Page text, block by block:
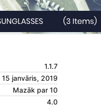
1.1.7
15 janvāris, 2019
Mazāk par 10
4.0